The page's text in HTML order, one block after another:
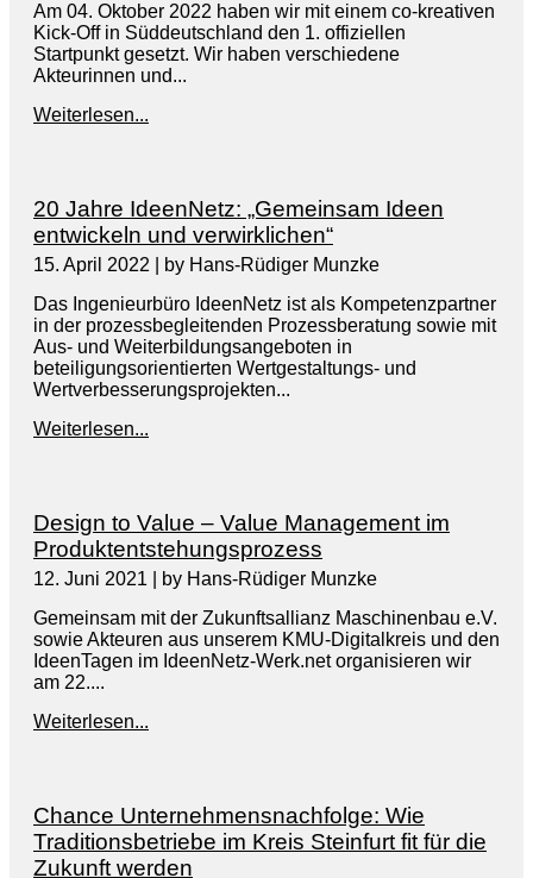
Am 04. Oktober 2022 haben wir mit einem co-kreativen
Kick-Off in Süddeutschland den 1. offiziellen
Startpunkt gesetzt. Wir haben verschiedene
Akteurinnen und...
Weiterlesen...
20 Jahre IdeenNetz: „Gemeinsam Ideen
entwickeln und verwirklichen“
15. April 2022
by Hans-Rüdiger Munzke
Das Ingenieurbüro IdeenNetz ist als Kompetenzpartner
in der prozessbegleitenden Prozessberatung sowie mit
Aus- und Weiterbildungsangeboten in
beteiligungsorientierten Wertgestaltungs- und
Wertverbesserungsprojekten...
Weiterlesen...
Design to Value – Value Management im
Produktentstehungsprozess
12. Juni 2021
by Hans-Rüdiger Munzke
Gemeinsam mit der Zukunftsallianz Maschinenbau e.V.
sowie Akteuren aus unserem KMU-Digitalkreis und den
IdeenTagen im IdeenNetz-Werk.net organisieren wir
am 22....
Weiterlesen...
Chance Unternehmensnachfolge: Wie
Traditionsbetriebe im Kreis Steinfurt fit für die
Zukunft werden